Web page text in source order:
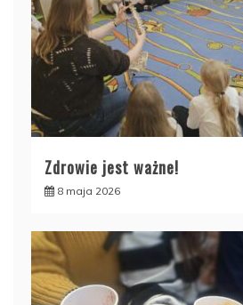
Zdrowie jest ważne!
8 maja 2026